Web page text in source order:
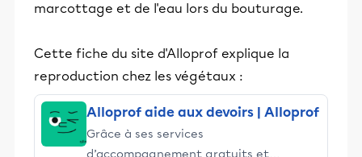
marcottage et de l'eau lors du bouturage.
Cette fiche du site d'Alloprof explique la
reproduction chez les végétaux :
Alloprof aide aux devoirs | Alloprof
Grâce à ses services
d’accompagnement gratuits et